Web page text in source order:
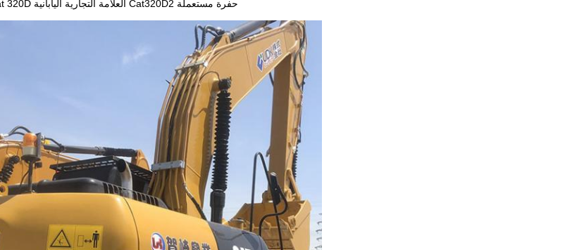
حفرة مستعملة Cat320D2 العلامة التجارية اليابانية CAT 320 Cat 320D الحفارات الزحفية المستخدمة للبيع